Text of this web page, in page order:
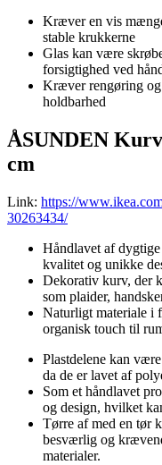
Kræver en vis
stable krukkerne
Glas kan være
forsigtighed ved
Kræver rengøring og
holdbarhed
ÅSUNDEN
cm
Link: https://
30263434/
Håndlavet af
kvalitet og unikke
Dekorativ kurv, der
som plaider,
Naturligt materiale i
organisk touch til
Plastdelene kan
da de er lavet af
Som et håndlavet
og design, hvilket
Tørre af med en tør
besværlig og
materialer.